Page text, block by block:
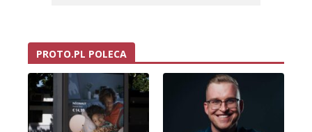
PROTO.PL POLECA